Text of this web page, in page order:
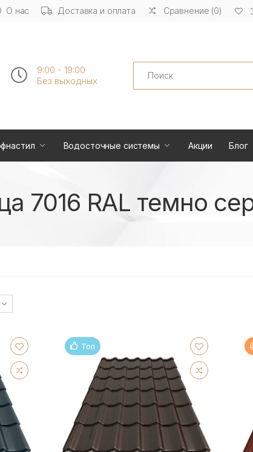
О нас Доставка и оплата Сравнение (0)
9:00 - 19:00
Без выходных
Search
Водосточные системы Акции Блог
7016 RAL темно
Топ